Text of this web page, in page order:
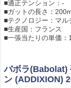
■適正テンション：-
■ガットの長さ：
■テクノロジー：マル
■生産国：フランス
■一張当たりの単価：
バボラ(Babolat)
ン (ADDIXION)